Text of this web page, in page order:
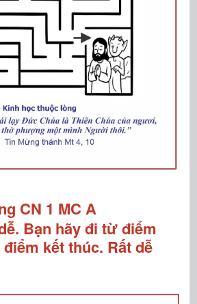
CN 1 MC A
Bạn hãy đi từ điểm
kết thúc. Rất dễ